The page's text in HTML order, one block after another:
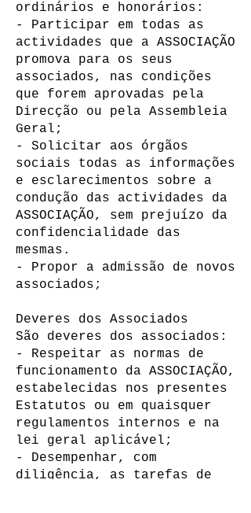
ordinários e honorários:
- Participar em todas as
actividades que a ASSOCIAÇÃO
promova para os seus
associados, nas condições
que forem aprovadas pela
Direcção ou pela Assembleia
Geral;
- Solicitar aos órgãos
sociais todas as informações
e esclarecimentos sobre a
condução das actividades da
ASSOCIAÇÃO, sem prejuízo da
confidencialidade das
mesmas.
- Propor a admissão de novos
associados;
Deveres dos Associados
São deveres dos associados:
- Respeitar as normas de
funcionamento da ASSOCIAÇÃO,
estabelecidas nos presentes
Estatutos ou em quaisquer
regulamentos internos e na
lei geral aplicável;
- Desempenhar, com
diligência, as tarefas de